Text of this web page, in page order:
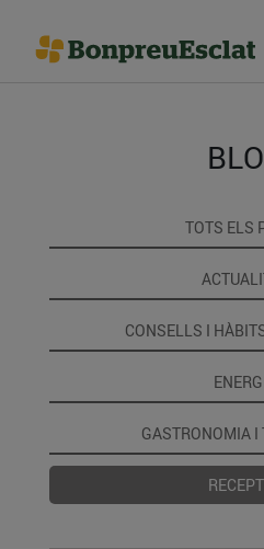
TOTS ELS
CONSELLS I
GASTRONOMIA I